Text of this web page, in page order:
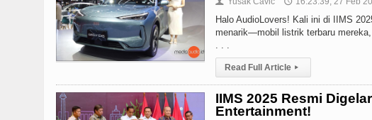
Halo AudioLovers! Kali ini di IIMS
menarik—mobil listrik terbaru
. . .
Read Full Article ▸
IIMS 2025 Resmi
Entertainment!